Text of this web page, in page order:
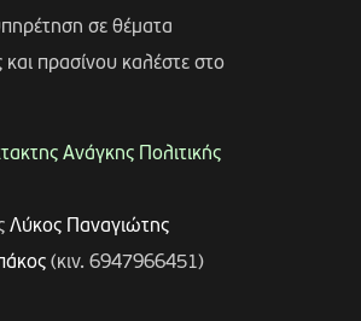
σε θέματα
και πρασίνου καλέστε στο
Ανάγκης Πολιτικής
Λύκος Παναγιώτης
(κιν. 6947966451)